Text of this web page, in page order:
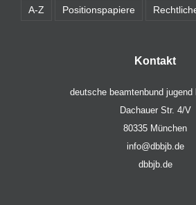
A-Z Positionspapiere
Kontakt
deutsche beamtenbund jugend
Dachauer Str. 4/V
80335 München
info@dbbjb.de
dbbjb.de